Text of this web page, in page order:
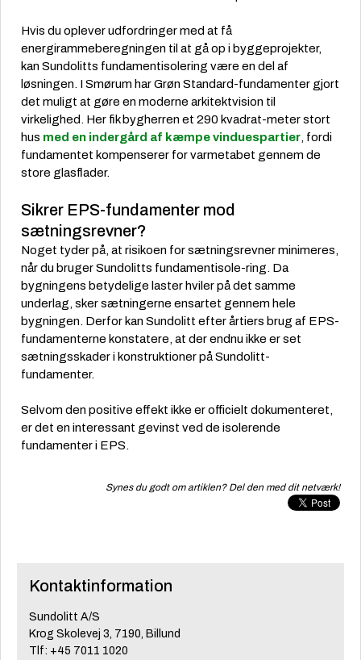
Hvis du oplever udfordringer med at få
energirammeberegningen til at gå op i byggeprojekter,
kan Sundolitts fundamentisolering være en del af
løsningen. I Smørum har Grøn Standard-fundamenter gjort
det muligt at gøre en moderne arkitektvision til
virkelighed. Her fik bygherren et 290 kvadrat-meter stort
hus med en indergård af kæmpe vinduespartier, fordi
fundamentet kompenserer for varmetabet gennem de
store glasflader.
Sikrer EPS-fundamenter mod
sætningsrevner?
Noget tyder på, at risikoen for sætningsrevner minimeres,
når du bruger Sundolitts fundamentisole-ring. Da
bygningens betydelige laster hviler på det samme
underlag, sker sætningerne ensartet gennem hele
bygningen. Derfor kan Sundolitt efter årtiers brug af EPS-
fundamenterne konstatere, at der endnu ikke er set
sætningsskader i konstruktioner på Sundolitt-
fundamenter.
Selvom den positive effekt ikke er officielt dokumenteret,
er det en interessant gevinst ved de isolerende
fundamenter i EPS.
Synes du godt om artiklen? Del den med dit netværk!
Kontaktinformation
Sundolitt A/S
Krog Skolevej 3, 7190, Billund
Tlf: +45 7011 1020